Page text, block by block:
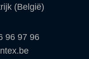
(België)
96 97 96